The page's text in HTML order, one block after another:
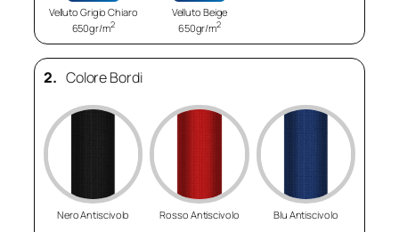
Velluto Grigio Chiaro
650gr/m2
Velluto Beige
650gr/m2
2. Colore Bordi
Nero Antiscivolo Rosso Antiscivolo Blu Antiscivolo